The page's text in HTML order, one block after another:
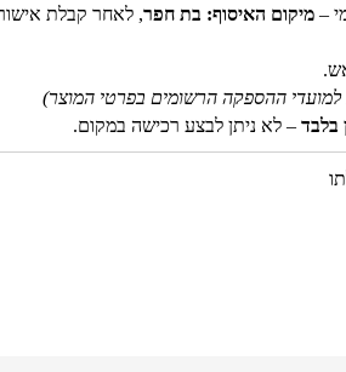
– מיקום האיסוף: בת חפר, לאחר קבלת
ההספקה הרשומים בפרטי המוצר)
בלבד – לא ניתן לבצע רכישה במקום.